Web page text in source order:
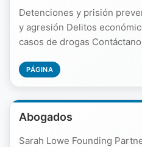
Detenciones y prisión
y agresión Delitos
casos de drogas
PÁGINA
Abogados
Sarah Lowe Founding